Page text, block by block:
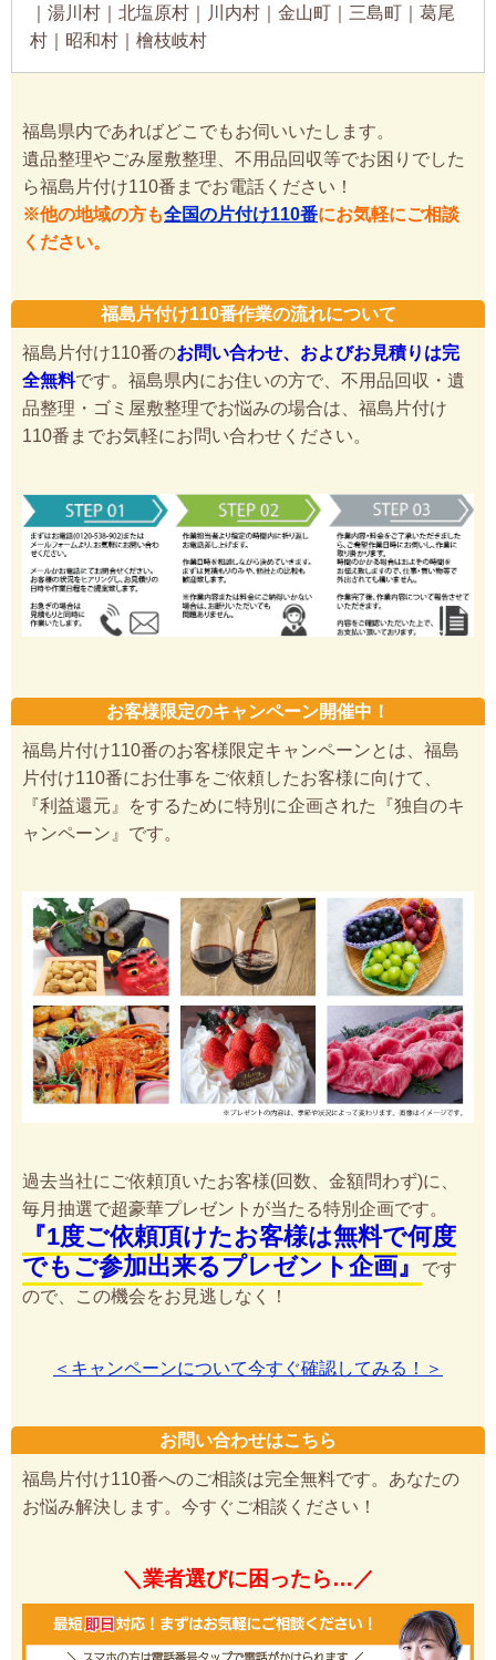
｜湯川村｜北塩原村｜川内村｜金山町｜三島町｜葛尾
村｜昭和村｜檜枝岐村
福島県内であればどこでもお伺いいたします。
遺品整理やごみ屋敷整理、不用品回収等でお困りでした
ら福島片付け110番までお電話ください！
※他の地域の方も全国の片付け110番にお気軽にご相談
ください。
福島片付け110番作業の流れについて
福島片付け110番のお問い合わせ、およびお見積りは完
全無料です。福島県内にお住いの方で、不用品回収・遺
品整理・ゴミ屋敷整理でお悩みの場合は、福島片付け
110番までお気軽にお問い合わせください。
お客様限定のキャンペーン開催中！
福島片付け110番のお客様限定キャンペーンとは、福島
片付け110番にお仕事をご依頼したお客様に向けて、
『利益還元』をするために特別に企画された『独自のキ
ャンペーン』です。
過去当社にご依頼頂いたお客様(回数、金額問わず)に、
毎月抽選で超豪華プレゼントが当たる特別企画です。
『1度ご依頼頂けたお客様は無料で何度
でもご参加出来るプレゼント企画』
です
ので、この機会をお見逃しなく！
＜キャンペーンについて今すぐ確認してみる！＞
お問い合わせはこちら
福島片付け110番へのご相談は完全無料です。あなたの
お悩み解決します。今すぐご相談ください！
＼業者選びに困ったら…／